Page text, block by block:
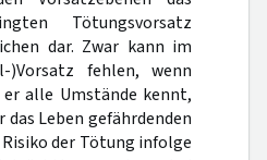
Tötungsvorsatz
dar. Zwar kann im
)Vorsatz fehlen, wenn
alle Umstände kennt,
das Leben gefährdenden
der Tötung infolge